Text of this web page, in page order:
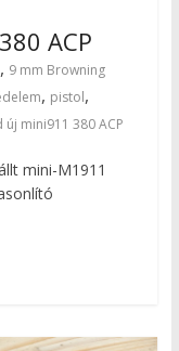
ACP
, 9 mm Browning
, pistol,
új mini911 380 ACP
mini-M1911